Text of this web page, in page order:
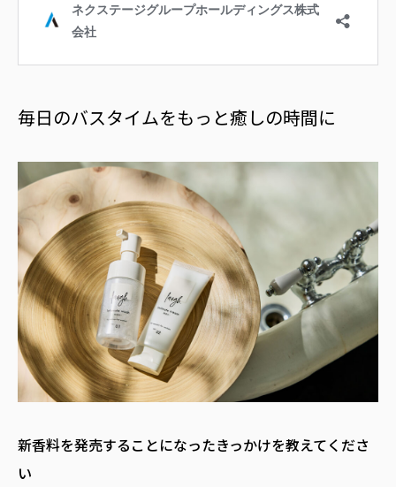
毎日のバスタイムをもっと癒しの時間に
――新香料を発売することになったきっかけを教えてくださ
い